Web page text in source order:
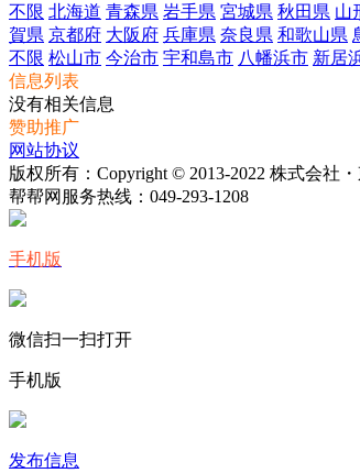
不限 北海道 青森県 岩手県 宮城県 秋田県 山
賀県 京都府 大阪府 兵庫県 奈良県 和歌山県
不限 松山市 今治市 宇和島市 八幡浜市 新居
信息列表
没有相关信息
赞助推广
网站协议
版权所有：Copyright © 2013-2022 株式会社
帮帮网服务热线： 049-293-1208
手机版
微信扫一扫打开
手机版
发布信息